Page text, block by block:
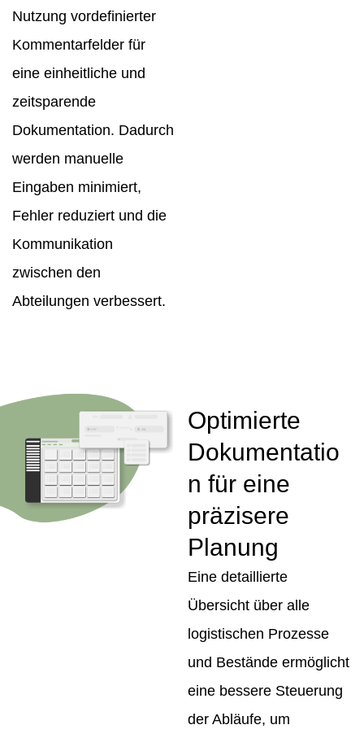
Nutzung vordefinierter
Kommentarfelder für
eine einheitliche und
zeitsparende
Dokumentation. Dadurch
werden manuelle
Eingaben minimiert,
Fehler reduziert und die
Kommunikation
zwischen den
Abteilungen verbessert.
Optimierte
Dokumentatio
n für eine
präzisere
Planung
Eine detaillierte
Übersicht über alle
logistischen Prozesse
und Bestände ermöglicht
eine bessere Steuerung
der Abläufe, um